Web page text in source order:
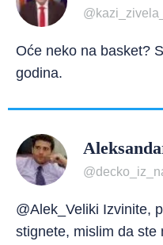
Oće neko na basket?
godina.
@Alek_Veliki Izvinite,
stignete, mislim da ste